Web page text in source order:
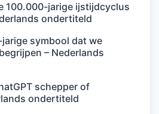
100.000-jarige ijstijdcyclus
ondertiteld
symbool dat we
– Nederlands
schepper of
ondertiteld